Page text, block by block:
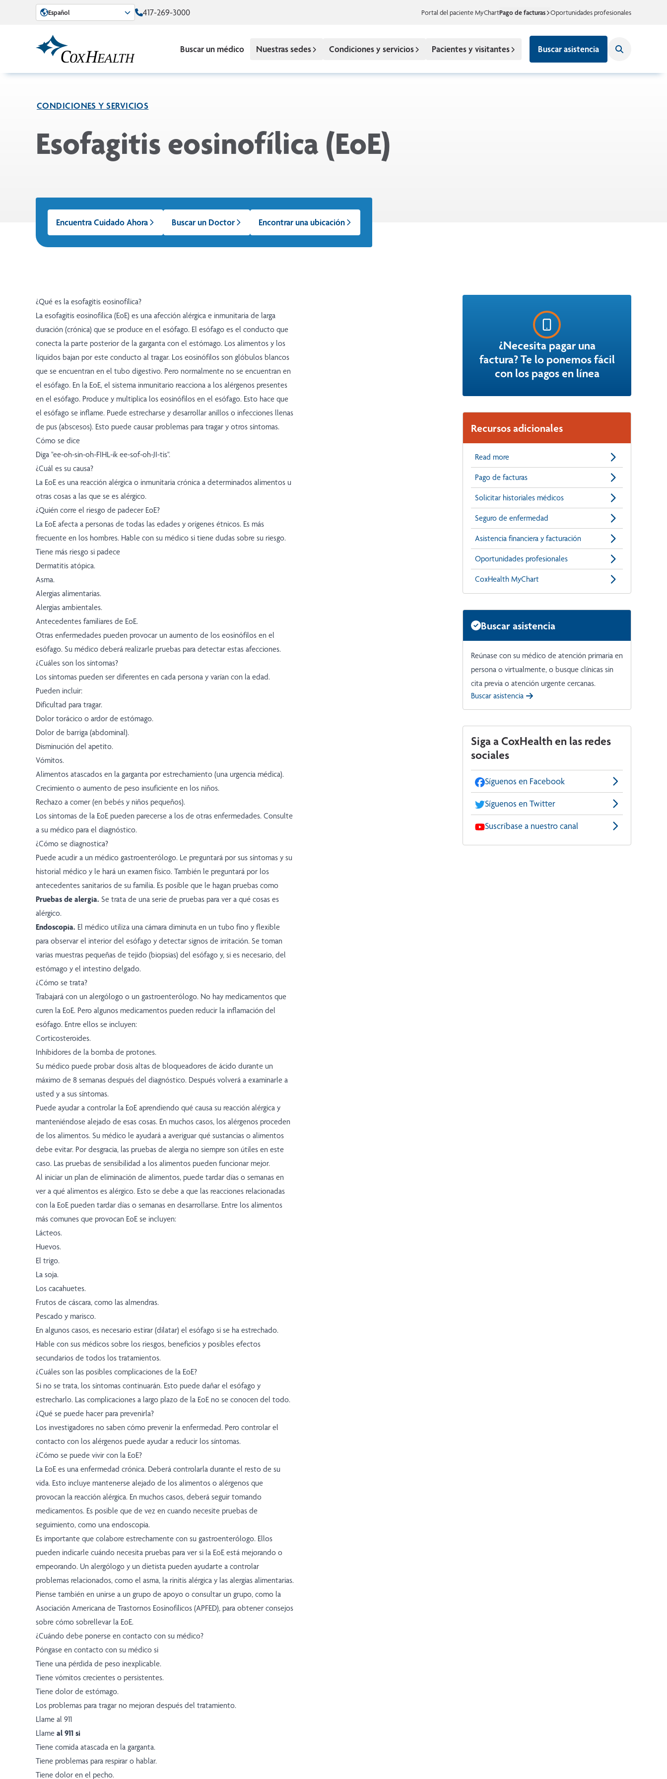
Skip to Main Content
Español 417-269-3000 Portal del paciente MyChartPago de facturas Oportunidades profesionales
Buscar un médico Nuestras sedes Condiciones y servicios Pacientes y visitantes Buscar asistencia
CONDICIONES Y SERVICIOS
Esofagitis eosinofílica (EoE)
Encuentra Cuidado Ahora Buscar un Doctor Encontrar una ubicación
¿Qué es la esofagitis eosinofílica?
La esofagitis eosinofílica (EoE) es una afección alérgica e inmunitaria de larga
duración (crónica) que se produce en el esófago. El esófago es el conducto que
conecta la parte posterior de la garganta con el estómago. Los alimentos y los
líquidos bajan por este conducto al tragar. Los eosinófilos son glóbulos blancos
que se encuentran en el tubo digestivo. Pero normalmente no se encuentran en
el esófago. En la EoE, el sistema inmunitario reacciona a los alérgenos presentes
en el esófago. Produce y multiplica los eosinófilos en el esófago. Esto hace que
el esófago se inflame. Puede estrecharse y desarrollar anillos o infecciones llenas
de pus (abscesos). Esto puede causar problemas para tragar y otros síntomas.
Cómo se dice
Diga "ee-oh-sin-oh-FIHL-ik ee-sof-oh-JI-tis".
¿Cuál es su causa?
La EoE es una reacción alérgica o inmunitaria crónica a determinados alimentos u
otras cosas a las que se es alérgico.
¿Quién corre el riesgo de padecer EoE?
La EoE afecta a personas de todas las edades y orígenes étnicos. Es más
frecuente en los hombres. Hable con su médico si tiene dudas sobre su riesgo.
Tiene más riesgo si padece
Dermatitis atópica.
Asma.
Alergias alimentarias.
Alergias ambientales.
Antecedentes familiares de EoE.
Otras enfermedades pueden provocar un aumento de los eosinófilos en el
esófago. Su médico deberá realizarle pruebas para detectar estas afecciones.
¿Cuáles son los síntomas?
Los síntomas pueden ser diferentes en cada persona y varían con la edad.
Pueden incluir:
Dificultad para tragar.
Dolor torácico o ardor de estómago.
Dolor de barriga (abdominal).
Disminución del apetito.
Vómitos.
Alimentos atascados en la garganta por estrechamiento (una urgencia médica).
Crecimiento o aumento de peso insuficiente en los niños.
Rechazo a comer (en bebés y niños pequeños).
Los síntomas de la EoE pueden parecerse a los de otras enfermedades. Consulte
a su médico para el diagnóstico.
¿Cómo se diagnostica?
Puede acudir a un médico gastroenterólogo. Le preguntará por sus síntomas y su
historial médico y le hará un examen físico. También le preguntará por los
antecedentes sanitarios de su familia. Es posible que le hagan pruebas como
Pruebas de alergia. Se trata de una serie de pruebas para ver a qué cosas es
alérgico.
Endoscopia. El médico utiliza una cámara diminuta en un tubo fino y flexible
para observar el interior del esófago y detectar signos de irritación. Se toman
varias muestras pequeñas de tejido (biopsias) del esófago y, si es necesario, del
estómago y el intestino delgado.
¿Cómo se trata?
Trabajará con un alergólogo o un gastroenterólogo. No hay medicamentos que
curen la EoE. Pero algunos medicamentos pueden reducir la inflamación del
esófago. Entre ellos se incluyen:
Corticosteroides.
Inhibidores de la bomba de protones.
Su médico puede probar dosis altas de bloqueadores de ácido durante un
máximo de 8 semanas después del diagnóstico. Después volverá a examinarle a
usted y a sus síntomas.
Puede ayudar a controlar la EoE aprendiendo qué causa su reacción alérgica y
manteniéndose alejado de esas cosas. En muchos casos, los alérgenos proceden
de los alimentos. Su médico le ayudará a averiguar qué sustancias o alimentos
debe evitar. Por desgracia, las pruebas de alergia no siempre son útiles en este
caso. Las pruebas de sensibilidad a los alimentos pueden funcionar mejor.
Al iniciar un plan de eliminación de alimentos, puede tardar días o semanas en
ver a qué alimentos es alérgico. Esto se debe a que las reacciones relacionadas
con la EoE pueden tardar días o semanas en desarrollarse. Entre los alimentos
más comunes que provocan EoE se incluyen:
Lácteos.
Huevos.
El trigo.
La soja.
Los cacahuetes.
Frutos de cáscara, como las almendras.
Pescado y marisco.
En algunos casos, es necesario estirar (dilatar) el esófago si se ha estrechado.
Hable con sus médicos sobre los riesgos, beneficios y posibles efectos
secundarios de todos los tratamientos.
¿Cuáles son las posibles complicaciones de la EoE?
Si no se trata, los síntomas continuarán. Esto puede dañar el esófago y
estrecharlo. Las complicaciones a largo plazo de la EoE no se conocen del todo.
¿Qué se puede hacer para prevenirla?
Los investigadores no saben cómo prevenir la enfermedad. Pero controlar el
contacto con los alérgenos puede ayudar a reducir los síntomas.
¿Cómo se puede vivir con la EoE?
La EoE es una enfermedad crónica. Deberá controlarla durante el resto de su
vida. Esto incluye mantenerse alejado de los alimentos o alérgenos que
provocan la reacción alérgica. En muchos casos, deberá seguir tomando
medicamentos. Es posible que de vez en cuando necesite pruebas de
seguimiento, como una endoscopia.
Es importante que colabore estrechamente con su gastroenterólogo. Ellos
pueden indicarle cuándo necesita pruebas para ver si la EoE está mejorando o
empeorando. Un alergólogo y un dietista pueden ayudarte a controlar
problemas relacionados, como el asma, la rinitis alérgica y las alergias alimentarias.
Piense también en unirse a un grupo de apoyo o consultar un grupo, como la
Asociación Americana de Trastornos Eosinofílicos (APFED), para obtener consejos
sobre cómo sobrellevar la EoE.
¿Cuándo debe ponerse en contacto con su médico?
Póngase en contacto con su médico si
Tiene una pérdida de peso inexplicable.
Tiene vómitos crecientes o persistentes.
Tiene dolor de estómago.
Los problemas para tragar no mejoran después del tratamiento.
Llame al 911
Llame al 911 si
Tiene comida atascada en la garganta.
Tiene problemas para respirar o hablar.
Tiene dolor en el pecho.
¿Necesita pagar una
factura? Te lo ponemos fácil
con los pagos en línea
Recursos adicionales
Read more
Pago de facturas
Solicitar historiales médicos
Seguro de enfermedad
Asistencia financiera y facturación
Oportunidades profesionales
CoxHealth MyChart
Buscar asistencia
Reúnase con su médico de atención primaria en
persona o virtualmente, o busque clínicas sin
cita previa o atención urgente cercanas.
Buscar asistencia
Siga a CoxHealth en las redes
sociales
Síguenos en Facebook
Síguenos en Twitter
Suscríbase a nuestro canal